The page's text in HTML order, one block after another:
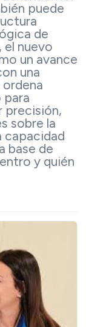
puede
de
nuevo
un avance
una
para
precisión,
sobre la
capacidad
base de
y quién